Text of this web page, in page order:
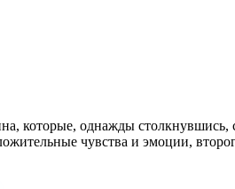
которые, однажды
чувства и эмоции,